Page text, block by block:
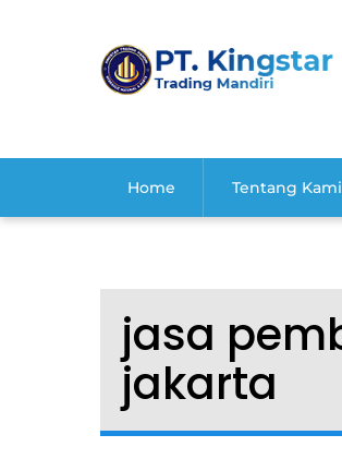
Home Tentang Kami
jasa
jakarta